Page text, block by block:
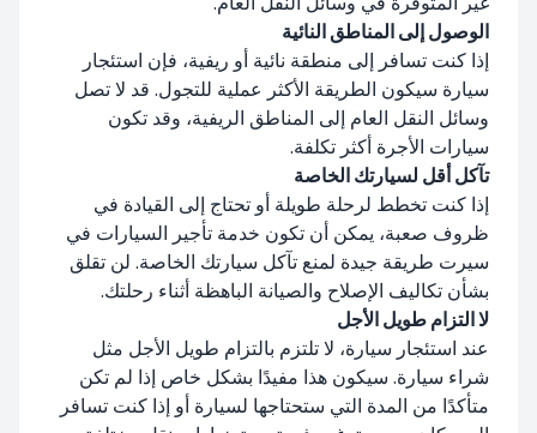
الوصول إلى المناطق النائية
إذا كنت تسافر إلى منطقة نائية أو ريفية، فإن استئجار
سيارة سيكون الطريقة الأكثر عملية للتجول. قد لا تصل
وسائل النقل العام إلى المناطق الريفية، وقد تكون
سيارات الأجرة أكثر تكلفة.
تآكل أقل لسيارتك الخاصة
إذا كنت تخطط لرحلة طويلة أو تحتاج إلى القيادة في
ظروف صعبة، يمكن أن تكون خدمة تأجير السيارات في
سيرت طريقة جيدة لمنع تآكل سيارتك الخاصة. لن تقلق
بشأن تكاليف الإصلاح والصيانة الباهظة أثناء رحلتك.
لا التزام طويل الأجل
عند استئجار سيارة، لا تلتزم بالتزام طويل الأجل مثل
شراء سيارة. سيكون هذا مفيدًا بشكل خاص إذا لم تكن
متأكدًا من المدة التي ستحتاجها لسيارة أو إذا كنت تسافر